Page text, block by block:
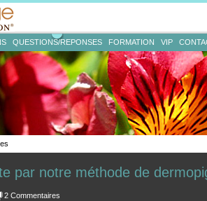
QUESTIONS/REPONSES FORMATION VIP
par notre méthode de
2 Commentaires